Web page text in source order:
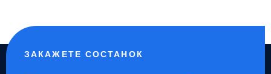
ЗАКАЖЕТЕ СОСТАНОК